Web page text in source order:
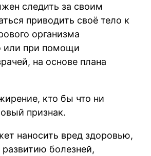
следить за своим
приводить своё тело к
организма
или при помощи
на основе плана
кто бы что ни
признак.
наносить вред здоровью,
развитию болезней,